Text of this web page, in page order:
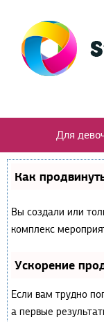
Для
Как
Вы создали или
комплекс
Ускорение
Если вам трудно
а первые